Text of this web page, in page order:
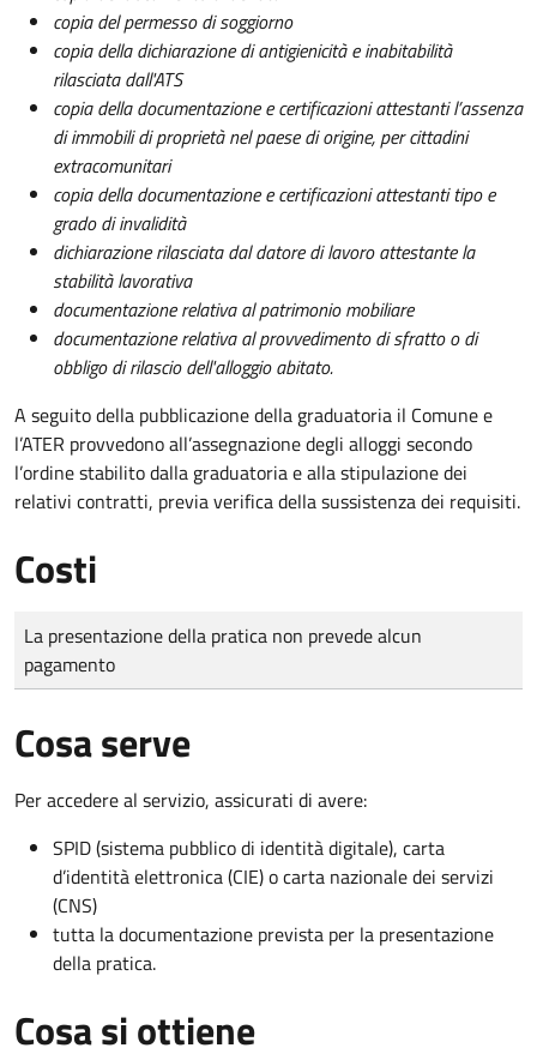
copia del permesso di soggiorno
copia della dichiarazione di antigienicità e inabitabilità
rilasciata dall'ATS
copia della documentazione e certificazioni attestanti l’assenza
di immobili di proprietà nel paese di origine, per cittadini
extracomunitari
copia della documentazione e certificazioni attestanti tipo e
grado di invalidità
dichiarazione rilasciata dal datore di lavoro attestante la
stabilità lavorativa
documentazione relativa al patrimonio mobiliare
documentazione relativa al provvedimento di sfratto o di
obbligo di rilascio dell'alloggio abitato.
A seguito della pubblicazione della graduatoria il Comune e
l’ATER provvedono all’assegnazione degli alloggi secondo
l’ordine stabilito dalla graduatoria e alla stipulazione dei
relativi contratti, previa verifica della sussistenza dei requisiti.
Costi
Tipo di pagamento
Importo
La presentazione della pratica non prevede alcun
pagamento
Cosa serve
Per accedere al servizio, assicurati di avere:
SPID (sistema pubblico di identità digitale), carta
d’identità elettronica (CIE) o carta nazionale dei servizi
(CNS)
tutta la documentazione prevista per la presentazione
della pratica.
Cosa si ottiene